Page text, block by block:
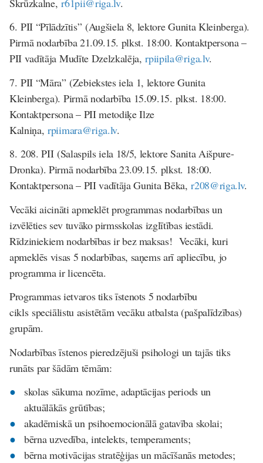
6.PII “Pīlādzītis” (Augšiela 8, lektore Gunita Kleinberga).
Pirmā nodarbība 21.09.15. plkst. 18:00. Kontaktpersona –
PII vadītāja Mudīte Dzelzkalēja,rpiipila@riga.lv.
7.PII “Māra”(Zebiekstes iela 1, lektore Gunita
Kleinberga). Pirmā nodarbība 15.09.15. plkst. 18:00.
Kontaktpersona – PII metodiķe Ilze
Kalniņa,rpiimara@riga.lv.
8.208. PII(Salaspils iela 18/5, lektore Sanita Aišpure-
Dronka). Pirmā nodarbība 23.09.15. plkst. 18:00.
Kontaktpersona – PII vadītāja Gunita Bēka,r208@riga.lv.
Vecāki aicināti apmeklēt programmas nodarbības un
izvēlēties sev tuvāko pirmsskolas izglītības iestādi.
Rīdziniekiem nodarbības ir bez maksas! Vecāki, kuri
apmeklēs visas 5 nodarbības, saņems arī apliecību, jo
programma ir licencēta.
Programmas ietvaros tiks īstenots 5 nodarbību
cikls speciālistu asistētām vecāku atbalsta (pašpalīdzības)
grupām.
Nodarbības īstenos pieredzējuši psihologi un tajās tiks
runāts par šādām tēmām:
skolas sākuma nozīme, adaptācijas periods un
aktuālākās grūtības;
akadēmiskā un psihoemocionālā gatavība skolai;
bērna uzvedība, intelekts, temperaments;
bērna motivācijas stratēģijas un mācīšanās metodes;